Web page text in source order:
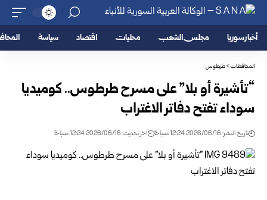
أخبار سوريا مجلس الشعب محليات اقتصاد سياسة
المحافظات>طرطوس
“تأشيرة أو بلا” على مسرح طرطوس.. كوميديا
سوداء تفتح ‏دفاتر الاغتراب
تاريخ النشر: 2026/06/16 12:24 صباحًا اخر تحديث: 2026/06/16 12:24 صباحًا